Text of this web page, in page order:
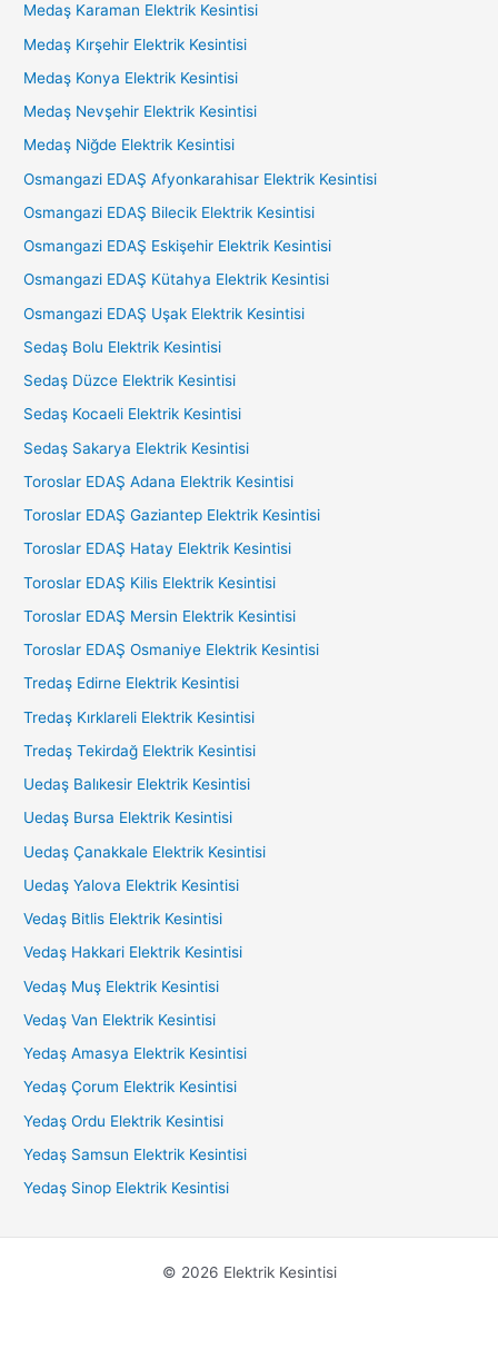
Medaş Karaman Elektrik Kesintisi
Medaş Kırşehir Elektrik Kesintisi
Medaş Konya Elektrik Kesintisi
Medaş Nevşehir Elektrik Kesintisi
Medaş Niğde Elektrik Kesintisi
Osmangazi EDAŞ Afyonkarahisar Elektrik Kesintisi
Osmangazi EDAŞ Bilecik Elektrik Kesintisi
Osmangazi EDAŞ Eskişehir Elektrik Kesintisi
Osmangazi EDAŞ Kütahya Elektrik Kesintisi
Osmangazi EDAŞ Uşak Elektrik Kesintisi
Sedaş Bolu Elektrik Kesintisi
Sedaş Düzce Elektrik Kesintisi
Sedaş Kocaeli Elektrik Kesintisi
Sedaş Sakarya Elektrik Kesintisi
Toroslar EDAŞ Adana Elektrik Kesintisi
Toroslar EDAŞ Gaziantep Elektrik Kesintisi
Toroslar EDAŞ Hatay Elektrik Kesintisi
Toroslar EDAŞ Kilis Elektrik Kesintisi
Toroslar EDAŞ Mersin Elektrik Kesintisi
Toroslar EDAŞ Osmaniye Elektrik Kesintisi
Tredaş Edirne Elektrik Kesintisi
Tredaş Kırklareli Elektrik Kesintisi
Tredaş Tekirdağ Elektrik Kesintisi
Uedaş Balıkesir Elektrik Kesintisi
Uedaş Bursa Elektrik Kesintisi
Uedaş Çanakkale Elektrik Kesintisi
Uedaş Yalova Elektrik Kesintisi
Vedaş Bitlis Elektrik Kesintisi
Vedaş Hakkari Elektrik Kesintisi
Vedaş Muş Elektrik Kesintisi
Vedaş Van Elektrik Kesintisi
Yedaş Amasya Elektrik Kesintisi
Yedaş Çorum Elektrik Kesintisi
Yedaş Ordu Elektrik Kesintisi
Yedaş Samsun Elektrik Kesintisi
Yedaş Sinop Elektrik Kesintisi
© 2026 Elektrik Kesintisi